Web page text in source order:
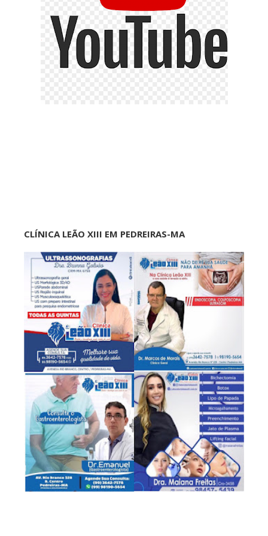
CLÍNICA LEÃO XIII EM PEDREIRAS-MA